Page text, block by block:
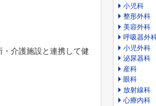
介護施設と連携して健
小児科
整形外科
美容外科
呼吸器外
小児外科
泌尿器科
産科
眼科
放射線科
心療内科